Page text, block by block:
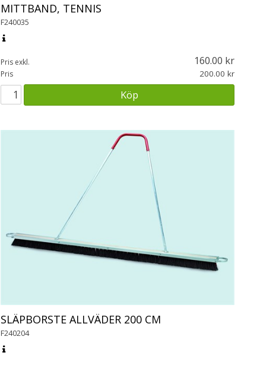
MITTBAND, TENNIS
F240035
Pris exkl. 160.00
Pris 200.00
Köp
SLÄPBORSTE ALLVÄDER 200 CM
F240204